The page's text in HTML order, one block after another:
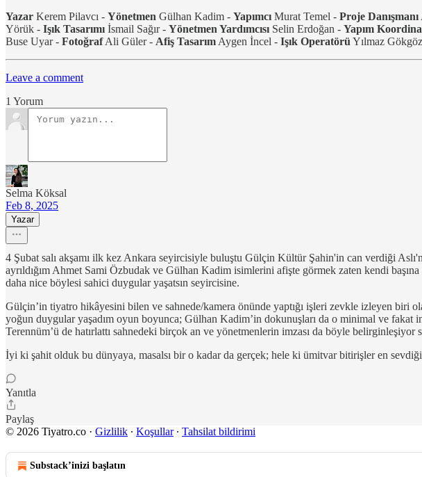
Yazar Kerem Pilavcı - Yönetmen Gülhan Kadim - Yapımcı Murat Temel - Proje Danışmanı
Yörük - Işık Tasarımı İsmail Sağır - Yönetmen Yardımcısı Selin Erdoğan - Yapım
Buse Uyar - FotoğrafAli Güler - Afiş Tasarım Aygen İncel - Işık Operatörü Yılmaz
Leave a comment
1 Yorum
Selma Köksal
Feb 8, 2025
Yazar
4 Şubat salı akşamı ilk kez Ankara seyircisiyle buluştu Gülçin Kültür Şahin'in can verdiği
ayrıldığım Ahmet Sami Özbudak ve Gülhan Kadim isimlerini afişte görmek zaten kendi
daha nice böylesi sahici duygular yaşatsın seyircisine.
Gülçin’in tiyatro hikâyesini bilen ve sahnede/kamera önünde yaptığı işleri zevkle izleyen
yoğun duygular yaşadım oyun boyunca; Gülhan Kadim’in dokunuşları da o minimal ve fakat
Terennüm’ü de hatırlattı sahnedeki birçok an ve yönetmenlerin imzası da böyle belirginleşiyor
İyi ki şahit olduk bu dünyaya, masalsı bir o kadar da gerçek; hele ki ümitvar bitirişler en
Yanıtla
Paylaş
© 2026 Tiyatro.co · Gizlilik ∙ Koşullar∙ Tahsilat bildirimi
Substack’inizi başlatın